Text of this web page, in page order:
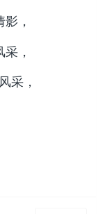
，
，
采，